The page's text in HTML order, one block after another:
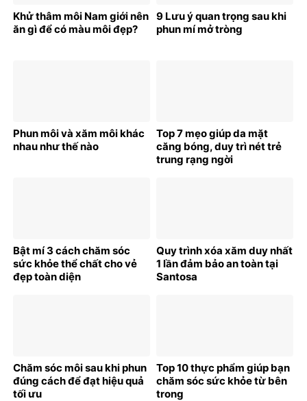
Khử thâm môi Nam giới nên
ăn gì để có màu môi đẹp?
9 Lưu ý quan trọng sau khi
phun mí mở tròng
Phun môi và xăm môi khác
nhau như thế nào
Top 7 mẹo giúp da mặt
căng bóng, duy trì nét trẻ
trung rạng ngời
Bật mí 3 cách chăm sóc
sức khỏe thể chất cho vẻ
đẹp toàn diện
Quy trình xóa xăm duy nhất
1 lần đảm bảo an toàn tại
Santosa
Chăm sóc môi sau khi phun
đúng cách để đạt hiệu quả
tối ưu
Top 10 thực phẩm giúp bạn
chăm sóc sức khỏe từ bên
trong